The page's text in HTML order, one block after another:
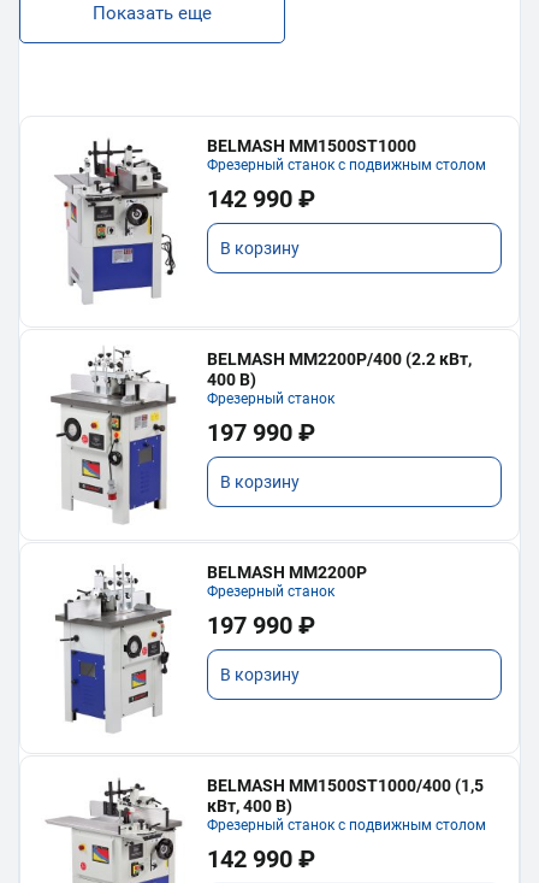
Показать еще
BELMASH MM1500ST1000
Фрезерный станок с подвижным столом
142 990 ₽
В корзину
BELMASH MM2200P/400 (2.2 кВт,
400 В)
Фрезерный станок
197 990 ₽
В корзину
BELMASH MM2200P
Фрезерный станок
197 990 ₽
В корзину
BELMASH MM1500ST1000/400 (1,5
кВт, 400 В)
Фрезерный станок с подвижным столом
142 990 ₽